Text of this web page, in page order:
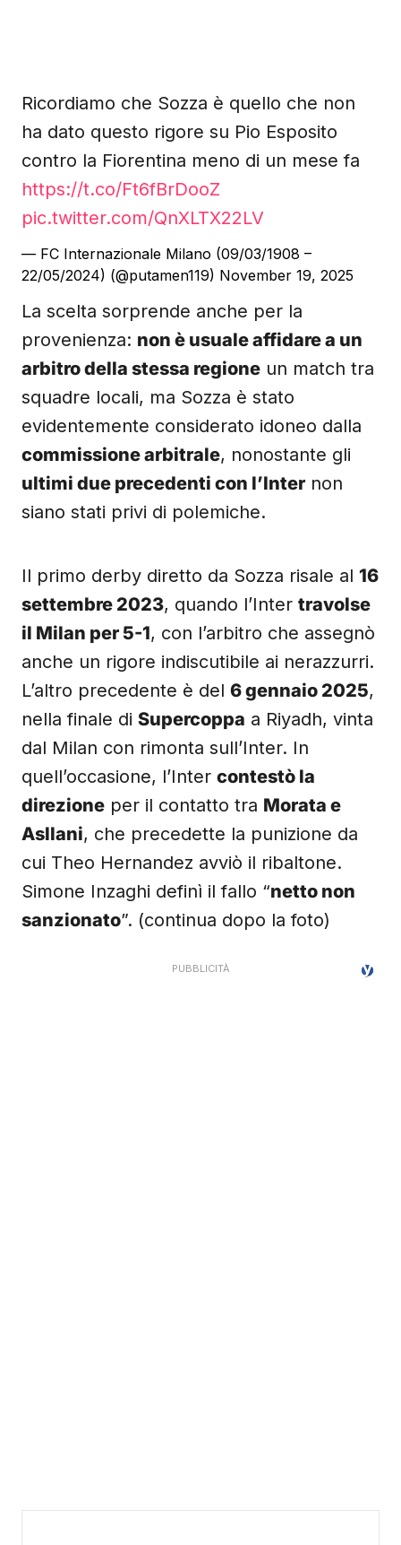
Ricordiamo che Sozza è quello che non
ha dato questo rigore su Pio Esposito
contro la Fiorentina meno di un mese fa
https://t.co/Ft6fBrDooZ
pic.twitter.com/QnXLTX22LV
— FC Internazionale Milano (09/03/1908 –
22/05/2024) (@putamen119) November 19, 2025
La scelta sorprende anche per la
provenienza: non è usuale affidare a un
arbitro della stessa regione un match tra
squadre locali, ma Sozza è stato
evidentemente considerato idoneo dalla
commissione arbitrale, nonostante gli
ultimi due precedenti con l’Inter non
siano stati privi di polemiche.
Il primo derby diretto da Sozza risale al 16
settembre 2023, quando l’Inter travolse
il Milan per 5-1, con l’arbitro che assegnò
anche un rigore indiscutibile ai nerazzurri.
L’altro precedente è del 6 gennaio 2025,
nella finale di Supercoppa a Riyadh, vinta
dal Milan con rimonta sull’Inter. In
quell’occasione, l’Inter contestò la
direzione per il contatto tra Morata e
Asllani, che precedette la punizione da
cui Theo Hernandez avviò il ribaltone.
Simone Inzaghi definì il fallo “netto non
sanzionato”. (continua dopo la foto)